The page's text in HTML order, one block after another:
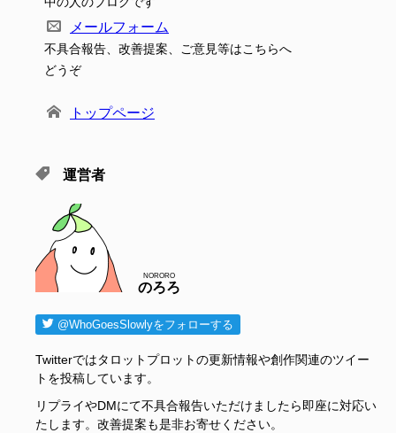
メールフォーム
不具合報告、改善提案、ご意見等はこちらへ
どうぞ
トップページ
運営者
のろろ
NORORO
@WhoGoesSlowlyをフォローする
Twitterではタロットプロットの更新情報や創作関連のツイー
トを投稿しています。
リプライやDMにて不具合報告いただけましたら即座に対応い
たします。改善提案も是非お寄せください。